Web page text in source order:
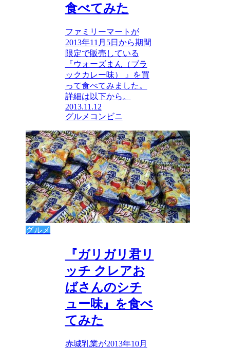
食べてみた
ファミリーマートが
2013年11月5日から期間
限定で販売している
『ウォーズまん（ブラ
ックカレー味） 』を買
って食べてみました。
詳細は以下から。
2013.11.12
グルメ コンビニ
グルメ
『ガリガリ君リ
ッチ クレアお
ばさんのシチ
ュー味』を食べ
てみた
赤城乳業が2013年10月